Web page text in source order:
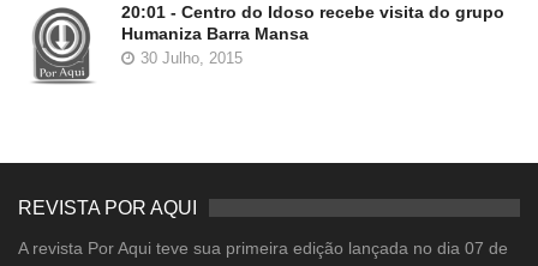
20:01 - Centro do Idoso recebe visita do grupo
Humaniza Barra Mansa
30 Julho, 2015
REVISTA POR AQUI
A revista Por Aqui teve sua primeira edição lançada no dia 07 de